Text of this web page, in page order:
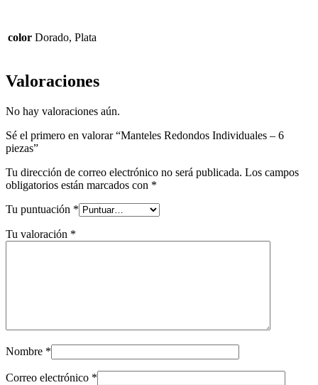
color Dorado, Plata
Valoraciones
No hay valoraciones aún.
Sé el primero en valorar “Manteles Redondos Individuales – 6
piezas”
Tu dirección de correo electrónico no será publicada. Los campos
obligatorios están marcados con *
Tu puntuación *
Tu valoración *
Nombre *
Correo electrónico *